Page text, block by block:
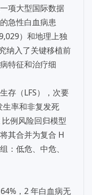
项大型国际数据
急性白血病患
）和地理上独
纳入了关键移植前
特征和治疗细
存（LFS），次要
生率和非复发死
例风险回归模型
其合并为复合 H
：低危、中危、
，2 年白血病无